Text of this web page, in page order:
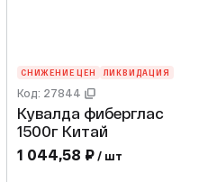
СНИЖЕНИЕ ЦЕН ЛИКВИДАЦИЯ
Код: 27844
Кувалда фиберглас
1500г Китай
1 044,58 ₽ / шт